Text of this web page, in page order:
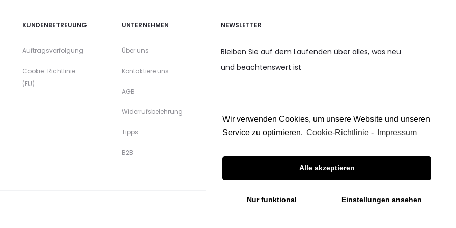
KUNDENBETREUUNG
Auftragsverfolgung
Cookie-Richtlinie
(EU)
UNTERNEHMEN
Über uns
Kontaktiere uns
AGB
Widerrufsbelehrung
Tipps
B2B
NEWSLETTER
Bleiben Sie auf dem Laufenden über alles, was neu
und beachtenswert ist
Wir verwenden Cookies, um unsere Website und unseren
Service zu optimieren. Cookie-Richtlinie - Impressum
Alle akzeptieren
Nur funktional Einstellungen ansehen